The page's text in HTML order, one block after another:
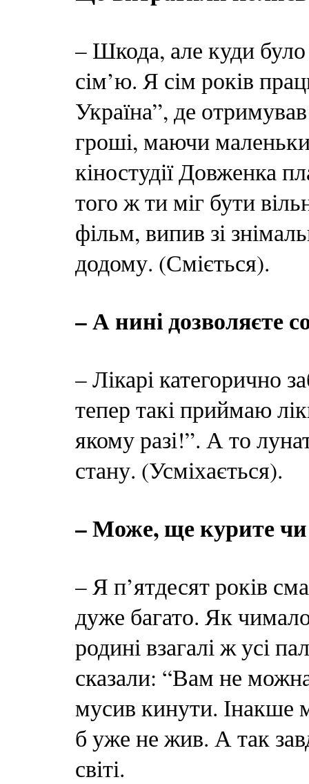
– Шкода, але куди було
сім’ю. Я сім років
Україна”, де
гроші, маючи
кіностудії Довженка
того ж ти міг бути
фільм, випив зі
додому. (Сміється).
– А нині дозволяєте
– Лікарі категорично
тепер такі приймаю
якому разі!”. А то
стану. (Усміхається).
– Може, ще курите чи
– Я п’ятдесят років
дуже багато. Як
родині взагалі ж усі
сказали: “Вам не
мусив кинути. Інакше
б уже не жив. А так
світі.